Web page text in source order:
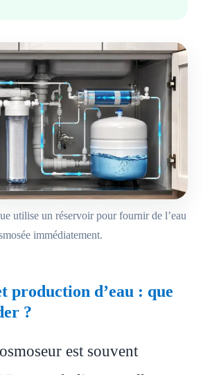
utilise un réservoir pour fournir de l’eau
immédiatement.
production d’eau : que
?
est souvent